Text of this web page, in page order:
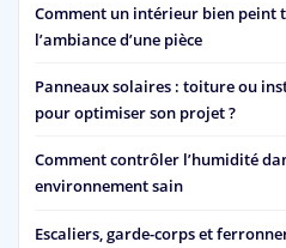
Comment un intérieur bien
l’ambiance d’une pièce
Panneaux solaires : toiture ou
pour optimiser son projet ?
Comment contrôler l’humidité
environnement sain
Escaliers, garde-corps et